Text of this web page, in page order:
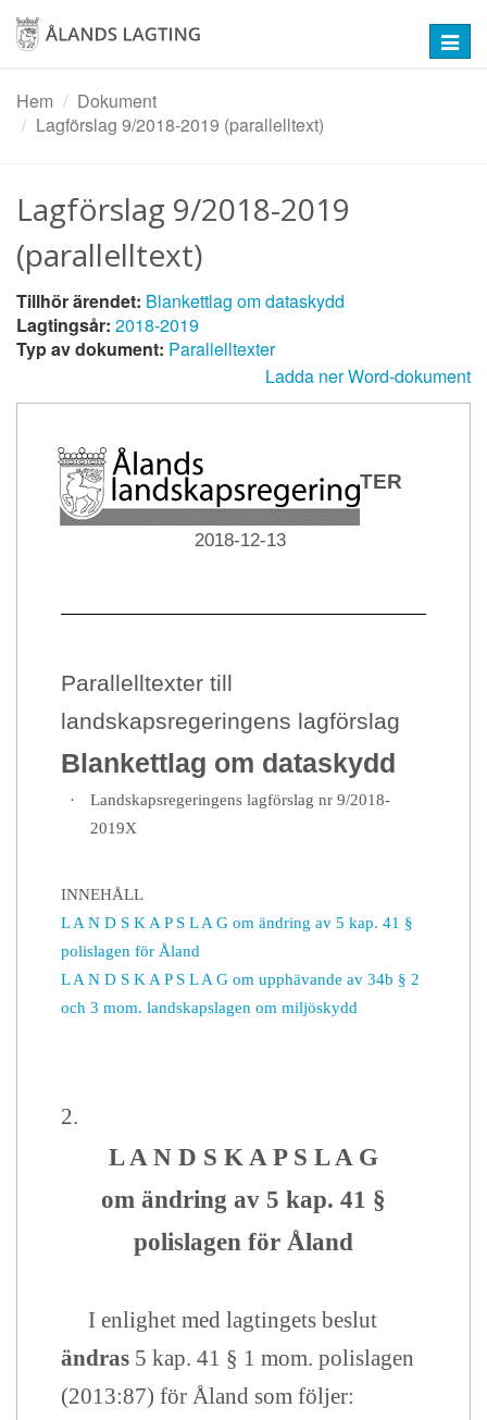
Hoppa
huvudinnehåll
Hem
Dokument
Lagförslag 9/2018-2019 (parallelltext)
Lagförslag 9/2018-2019
(parallelltext)
Tillhör ärendet: Blankettlag om dataskydd
Lagtingsår: 2018-2019
Typ av dokument: Parallelltexter
Ladda ner Word-dokument
Blankett
lag
PARALLELLTEXTER
Datum
2018-12-13
Parallelltexter till
landskapsregeringens lagförslag
Blankettlag om dataskydd
·
Landskapsregeringens lagförslag nr 9/2018-
2019X
INNEHÅLL
L A N D S K A P S L A G om ändring av 5 kap. 41 §
polislagen för Åland
L A N D S K A P S L A G om upphävande av 34b § 2
och 3 mom. landskapslagen om miljöskydd
2.
L A N D S K A P S L A G
om ändring av 5 kap. 41 §
polislagen för Åland
I enlighet med lagtingets beslut
ändras 5 kap. 41 § 1 mom. polislagen
(2013:87) för Åland som följer: